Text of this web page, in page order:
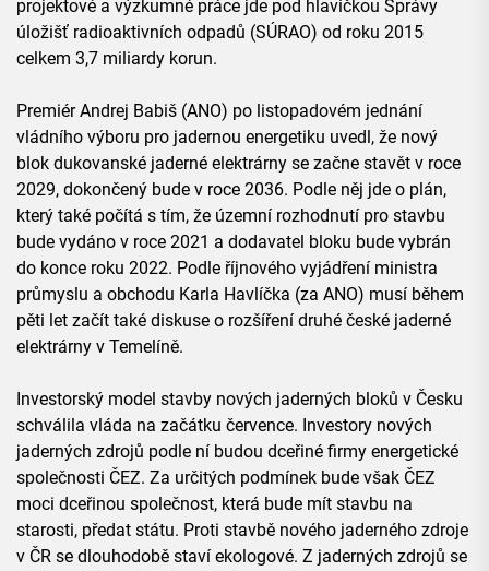
projektové a výzkumné práce jde pod hlavičkou Správy
úložišť radioaktivních odpadů (SÚRAO) od roku 2015
celkem 3,7 miliardy korun.
Premiér Andrej Babiš (ANO) po listopadovém jednání
vládního výboru pro jadernou energetiku uvedl, že nový
blok dukovanské jaderné elektrárny se začne stavět v roce
2029, dokončený bude v roce 2036. Podle něj jde o plán,
který také počítá s tím, že územní rozhodnutí pro stavbu
bude vydáno v roce 2021 a dodavatel bloku bude vybrán
do konce roku 2022. Podle říjnového vyjádření ministra
průmyslu a obchodu Karla Havlíčka (za ANO) musí během
pěti let začít také diskuse o rozšíření druhé české jaderné
elektrárny v Temelíně.
Investorský model stavby nových jaderných bloků v Česku
schválila vláda na začátku července. Investory nových
jaderných zdrojů podle ní budou dceřiné firmy energetické
společnosti ČEZ. Za určitých podmínek bude však ČEZ
moci dceřinou společnost, která bude mít stavbu na
starosti, předat státu. Proti stavbě nového jaderného zdroje
v ČR se dlouhodobě staví ekologové. Z jaderných zdrojů se